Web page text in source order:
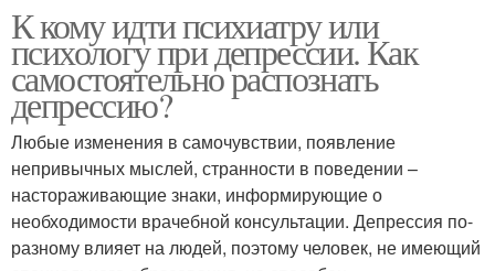
К кому идти психиатру или
психологу при депрессии. Как
самостоятельно распознать
депрессию?
Любые изменения в самочувствии, появление
непривычных мыслей, странности в поведении –
настораживающие знаки, информирующие о
необходимости врачебной консультации. Депрессия по-
разному влияет на людей, поэтому человек, не имеющий